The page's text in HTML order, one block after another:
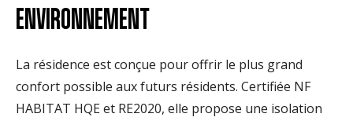
ENVIRONNEMENT
La résidence est conçue pour offrir le plus grand
confort possible aux futurs résidents. Certifiée NF
HABITAT HQE et RE2020, elle propose une isolation